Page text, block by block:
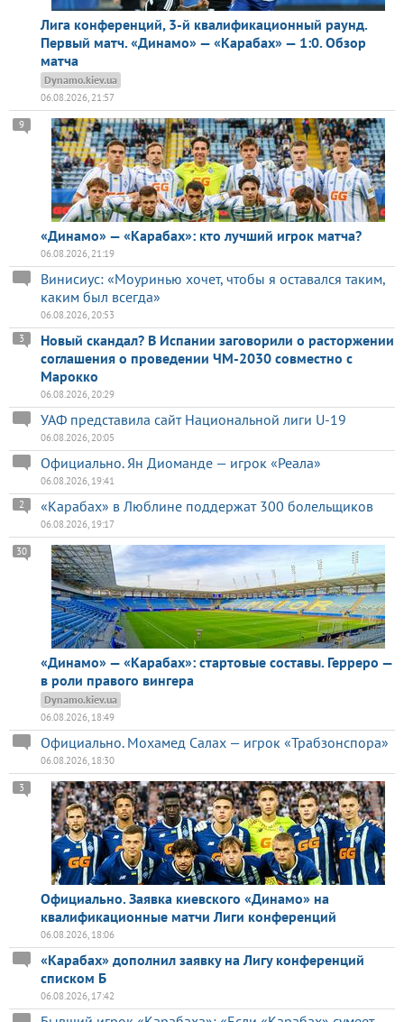
Лига конференций, 3-й квалификационный раунд.
Первый матч. «Динамо» — «Карабах» — 1:0. Обзор
матча
Dynamo.kiev.ua
06.08.2026, 21:57
«Динамо» — «Карабах»: кто лучший игрок матча?
9
06.08.2026, 21:19
Винисиус: «Моуринью хочет, чтобы я оставался таким,
каким был всегда»
06.08.2026, 20:53
Новый скандал? В Испании заговорили о расторжении
соглашения о проведении ЧМ-2030 совместно с
Марокко
3
06.08.2026, 20:29
УАФ представила сайт Национальной лиги U-19
06.08.2026, 20:05
Официально. Ян Диоманде — игрок «Реала»
06.08.2026, 19:41
«Карабах» в Люблине поддержат 300 болельщиков
2
06.08.2026, 19:17
«Динамо» — «Карабах»: стартовые составы. Герреро —
в роли правого вингера
30
Dynamo.kiev.ua
06.08.2026, 18:49
Официально. Мохамед Салах — игрок «Трабзонспора»
06.08.2026, 18:30
Официально. Заявка киевского «Динамо» на
квалификационные матчи Лиги конференций
3
06.08.2026, 18:06
«Карабах» дополнил заявку на Лигу конференций
списком Б
06.08.2026, 17:42